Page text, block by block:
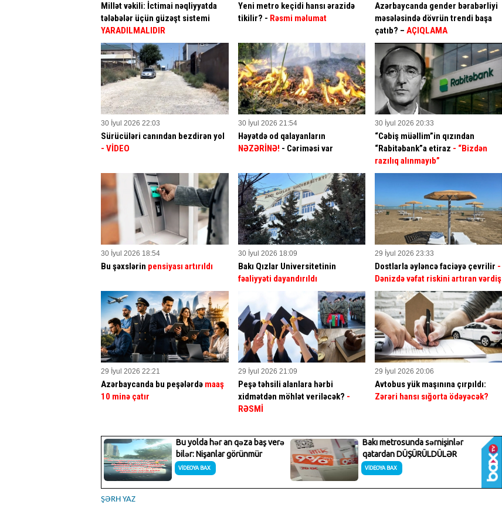
Millət vəkili: İctimai nəqliyyatda
tələbələr üçün güzəşt sistemi
YARADILMALIDIR
Yeni metro keçidi hansı ərazidə
tikilir? - Rəsmi məlumat
Azərbaycanda gender bərabərliyi
məsələsində dövrün trendi başa
çatıb? –AÇIQLAMA
30 İyul 2026 22:03
Sürücüləri canından bezdirən yol
- VİDEO
30 İyul 2026 21:54
Həyətdə od qalayanların
NƏZƏRİNƏ! - Cəriməsi var
30 İyul 2026 20:33
“Cəbiş müəllim”in qızından
“Rabitəbank”a etiraz - “Bizdən
razılıq alınmayıb”
30 İyul 2026 18:54
Bu şəxslərin pensiyası artırıldı
30 İyul 2026 18:09
Bakı Qızlar Universitetinin
fəaliyyəti dayandırıldı
29 İyul 2026 23:33
Dostlarla əyləncə faciəyə çevrilir -
Dənizdə vəfat riskini artıran vərdiş
29 İyul 2026 22:21
Azərbaycanda bu peşələrdə maaş
10 minə çatır
29 İyul 2026 21:09
Peşə təhsili alanlara hərbi
xidmətdən möhlət veriləcək? -
RƏSMİ
29 İyul 2026 20:06
Avtobus yük maşınına çırpıldı:
Zərəri hansı sığorta ödəyəcək?
ŞƏRH YAZ